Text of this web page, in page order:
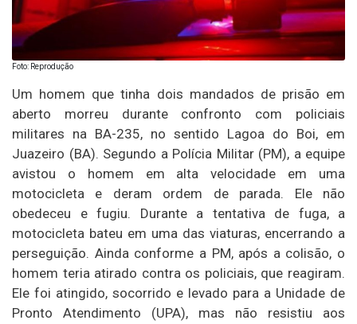
Foto: Reprodução
Um homem que tinha dois mandados de prisão em
aberto morreu durante confronto com policiais
militares na BA-235, no sentido Lagoa do Boi, em
Juazeiro (BA). Segundo a Polícia Militar (PM), a equipe
avistou o homem em alta velocidade em uma
motocicleta e deram ordem de parada. Ele não
obedeceu e fugiu. Durante a tentativa de fuga, a
motocicleta bateu em uma das viaturas, encerrando a
perseguição. Ainda conforme a PM, após a colisão, o
homem teria atirado contra os policiais, que reagiram.
Ele foi atingido, socorrido e levado para a Unidade de
Pronto Atendimento (UPA), mas não resistiu aos